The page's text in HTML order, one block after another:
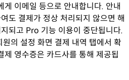
게 이메일 등으로 안내합니다. 안내
도 결제가 정상 처리되지 않으면 해
되고 Pro 기능 이용이 중단됩니다.
원의 설정 화면 결제 내역 탭에서 확
제 영수증은 카드사를 통해 제공됩